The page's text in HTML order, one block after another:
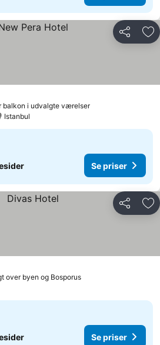
Del
balkon i udvalgte værelserSe priser
Istanbul
Se priser
Del
over byen og BosporusSe priser
Se priser